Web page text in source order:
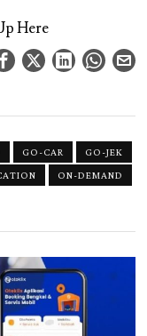
Here
GO-CAR
GO-JEK
ON-DEMAND